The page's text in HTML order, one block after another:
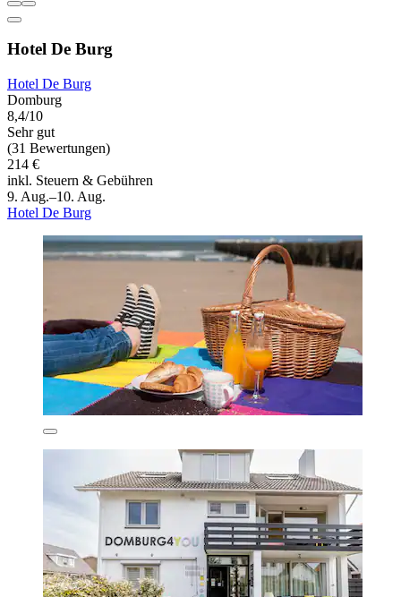
Hotel De Burg
Hotel De Burg
Domburg
8,4/10
Sehr gut
(31 Bewertungen)
214 €
inkl. Steuern & Gebühren
9. Aug.–10. Aug.
Hotel De Burg